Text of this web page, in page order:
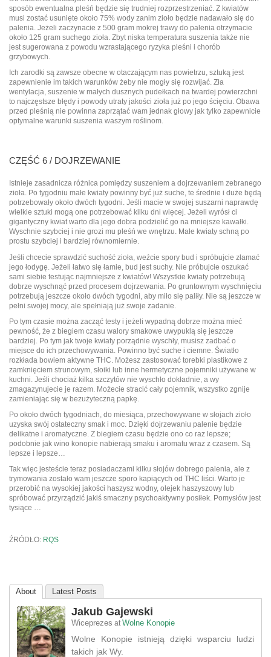
sposób ewentualna pleśń będzie się trudniej rozprzestrzeniać. Z kwiatów
musi zostać usunięte około 75% wody zanim zioło będzie nadawało się do
palenia. Jeżeli zaczynacie z 500 gram mokrej trawy do palenia otrzymacie
około 125 gram suchego zioła. Zbyt niska temperatura suszenia także nie
jest sugerowana z powodu wzrastającego ryzyka pleśni i chorób
grzybowych.
Ich zarodki są zawsze obecne w otaczającym nas powietrzu, sztuką jest
zapewnienie im takich warunków żeby nie mogły się rozwijać. Zła
wentylacja, suszenie w małych dusznych pudełkach na twardej powierzchni
to najczęstsze błędy i powody utraty jakości zioła już po jego ścięciu. Obawa
przed pleśnią nie powinna zaprzątać wam jednak głowy jak tylko zapewnicie
optymalne warunki suszenia waszym roślinom.
CZĘŚĆ 6 / DOJRZEWANIE
Istnieje zasadnicza różnica pomiędzy suszeniem a dojrzewaniem zebranego
zioła. Po tygodniu małe kwiaty powinny być już suche, te średnie i duże będą
potrzebowały około dwóch tygodni. Jeśli macie w swojej suszarni naprawdę
wielkie sztuki mogą one potrzebować kilku dni więcej. Jeżeli wyrósł ci
gigantyczny kwiat warto dla jego dobra podzielić go na mniejsze kawałki.
Wyschnie szybciej i nie grozi mu pleśń we wnętrzu. Małe kwiaty schną po
prostu szybciej i bardziej równomiernie.
Jeśli chcecie sprawdzić suchość zioła, weźcie spory bud i spróbujcie złamać
jego łodygę. Jeżeli łatwo się łamie, bud jest suchy. Nie próbujcie oszukać
sami siebie testując najmniejsze z kwiatów! Wszystkie kwiaty potrzebują
dobrze wyschnąć przed procesem dojrzewania. Po gruntownym wyschnięciu
potrzebują jeszcze około dwóch tygodni, aby miło się paliły. Nie są jeszcze w
pełni swojej mocy, ale spełniają już swoje zadanie.
Po tym czasie można zacząć testy i jeżeli wypadną dobrze można mieć
pewność, że z biegiem czasu walory smakowe uwypuklą się jeszcze
bardziej. Po tym jak twoje kwiaty porządnie wyschły, musisz zadbać o
miejsce do ich przechowywania. Powinno być suche i ciemne. Światło
rozkłada bowiem aktywne THC. Możesz zastosować torebki plastikowe z
zamknięciem strunowym, słoiki lub inne hermetyczne pojemniki używane w
kuchni. Jeśli chociaż kilka szczytów nie wyschło dokładnie, a wy
zmagazynujecie je razem. Możecie stracić cały pojemnik, wszystko zgnije
zamieniając się w bezużyteczną papkę.
Po około dwóch tygodniach, do miesiąca, przechowywane w słojach zioło
uzyska swój ostateczny smak i moc. Dzięki dojrzewaniu palenie będzie
delikatne i aromatyczne. Z biegiem czasu będzie ono co raz lepsze;
podobnie jak wino konopie nabierają smaku i aromatu wraz z czasem. Są
lepsze i lepsze…
Tak więc jesteście teraz posiadaczami kilku słojów dobrego palenia, ale z
trymowania zostało wam jeszcze sporo kapiących od THC liści. Warto je
przerobić na wysokiej jakości haszysz wodny, olejek haszyszowy lub
spróbować przyrządzić jakiś smaczny psychoaktywny posiłek. Pomysłów jest
tysiące …
ŹRÓDŁO: RQS
About Latest Posts
Jakub Gajewski
Wiceprezes atWolne Konopie
Wolne Konopie istnieją dzięki wsparciu ludzi
takich jak Wy.